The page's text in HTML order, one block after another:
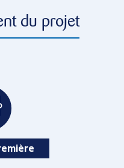
du projet